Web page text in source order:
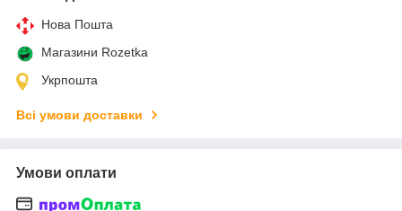
Нова Пошта
Магазини Rozetka
Укрпошта
Всі умови доставки
Умови оплати